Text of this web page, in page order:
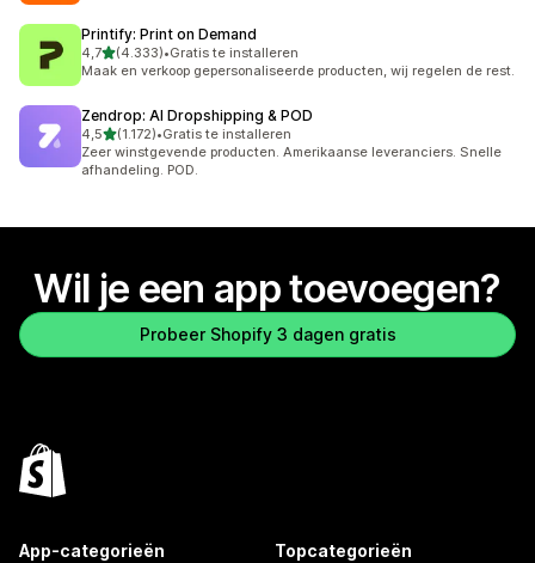
Printify: Print on Demand
4,7van 5 sterren
(4.333)
4333 recensies in totaal
•Gratis te installeren
Maak en verkoop gepersonaliseerde producten, wij regelen de rest.
Zendrop: AI Dropshipping & POD
4,5van 5 sterren
(1.172)
1172 recensies in totaal
•Gratis te installeren
Zeer winstgevende producten. Amerikaanse leveranciers. Snelle
afhandeling. POD.
Wil je een app toevoegen?
Probeer Shopify 3 dagen gratis
App-categorieën Topcategorieën